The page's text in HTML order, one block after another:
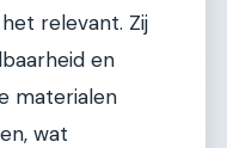
relevant. Zij
en
materialen
wat